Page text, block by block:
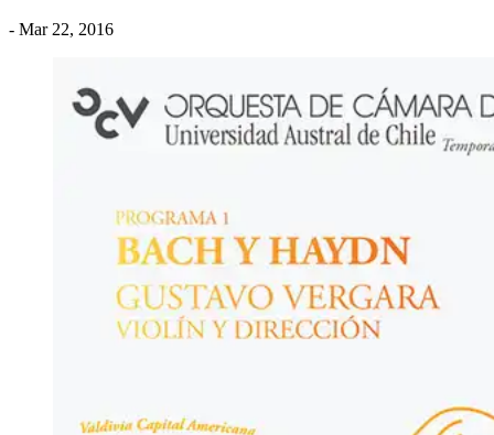
- Mar 22, 2016